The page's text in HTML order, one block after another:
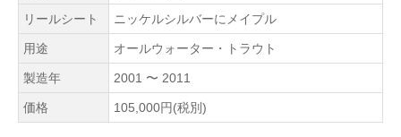
リールシート ニッケルシルバーにメイプル
用途 オールウォーター・トラウト
製造年 2001 〜 2011
価格 105,000円(税別)